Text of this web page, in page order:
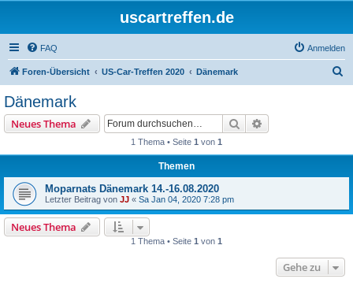
uscartreffen.de
FAQ Anmelden
Foren-Übersicht US-Car-Treffen 2020 Dänemark
Dänemark
Neues Thema Suche
1 Thema • Seite 1 von 1
Themen
Moparnats Dänemark 14.-16.08.2020
Letzter Beitrag von JJ « Sa Jan 04, 2020 7:28 pm
Neues Thema
1 Thema • Seite 1 von 1
Gehe zu